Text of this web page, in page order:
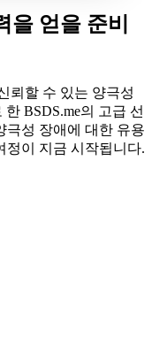
을 얻을 준비
뢰할 수 있는 양극성
BSDS.me의 고급 선
극성 장애에 대한 유용
정이 지금 시작됩니다.